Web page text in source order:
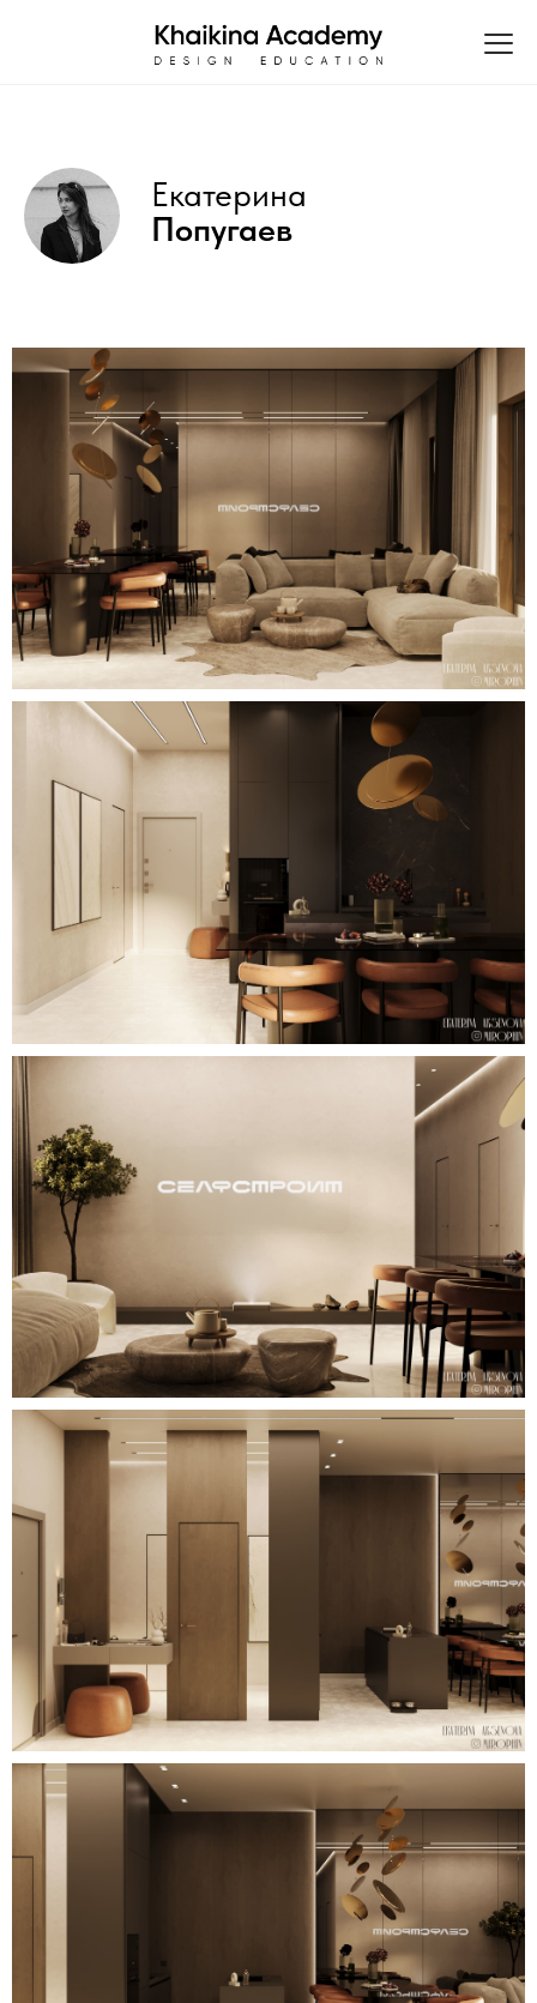
Екатерина
Попугаев